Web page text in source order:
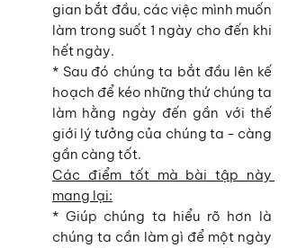
gian bắt đầu, các việc mình muốn
làm trong suốt 1 ngày cho đến khi
hết ngày.
* Sau đó chúng ta bắt đầu lên kế
hoạch để kéo những thứ chúng ta
làm hằng ngày đến gần với thế
giới lý tưởng của chúng ta - càng
gần càng tốt.
Các điểm tốt mà bài tập này
mang lại:
* Giúp chúng ta hiểu rõ hơn là
chúng ta cần làm gì để một ngày